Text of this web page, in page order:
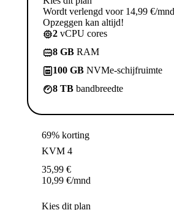
Wordt verlengd voor 14,99 €/
Opzeggen kan altijd!
2 vCPU cores
8 GB RAM
100 GB NVMe-schijfruimte
8 TB bandbreedte
69% korting
KVM 4
35,99 €
10,99 €/mnd
Kies dit plan